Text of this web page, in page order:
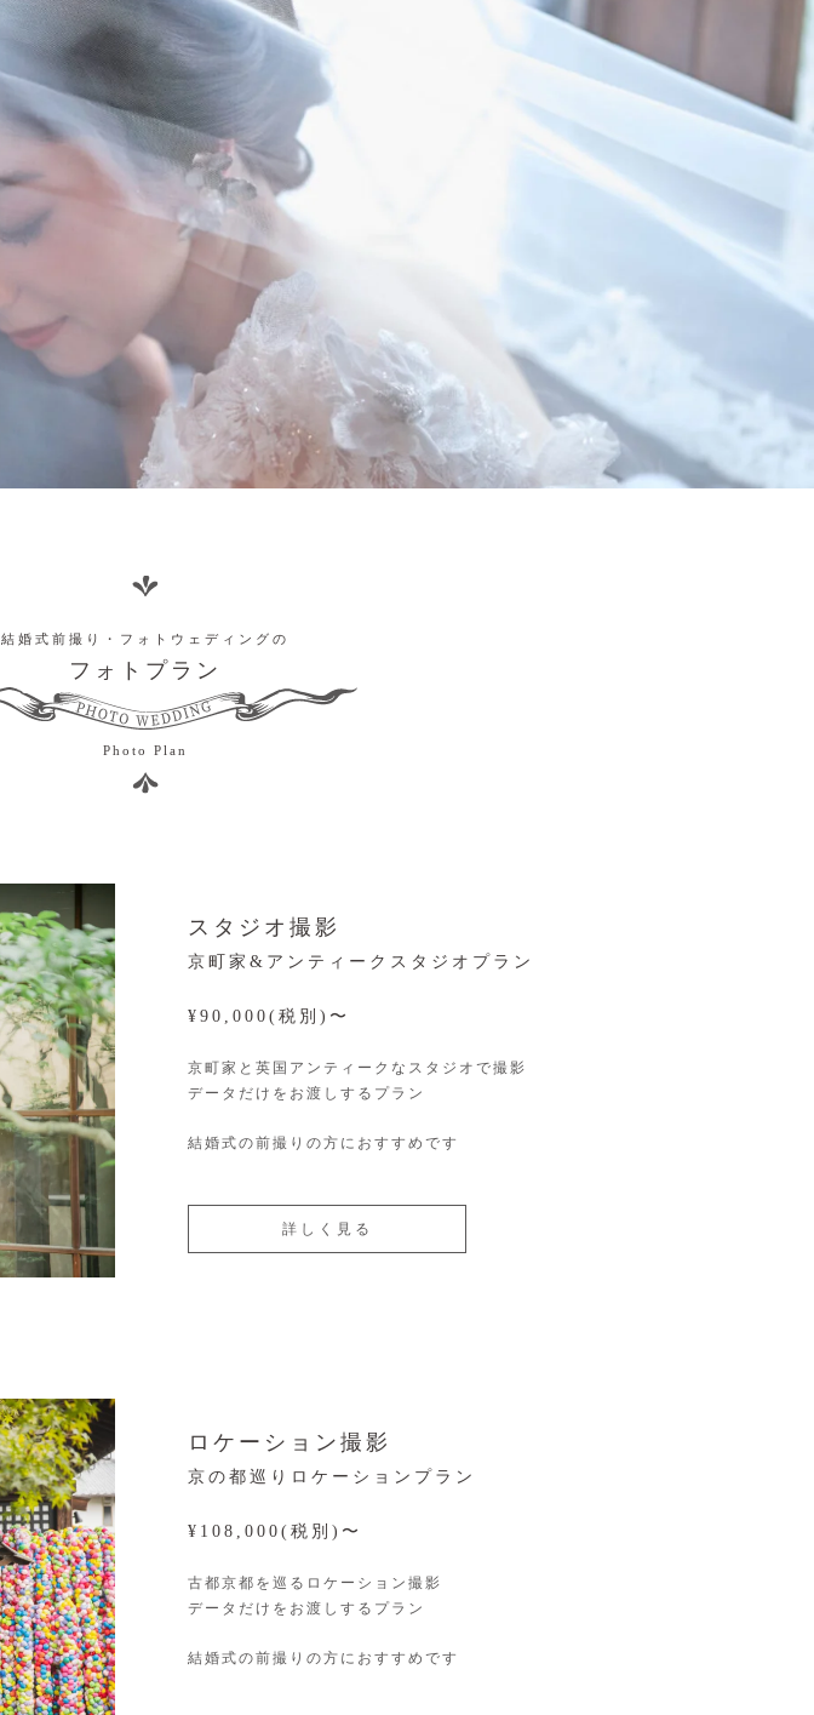
結婚式前撮り・フォトウェディングの
フォトプラン
Photo Plan
スタジオ撮影
京町家&アンティークスタジオプラン
¥90,000(税別)〜
京町家と英国アンティークなスタジオで撮影
データだけをお渡しするプラン
結婚式の前撮りの方におすすめです
詳しく見る
ロケーション撮影
京の都巡りロケーションプラン
¥108,000(税別)〜
古都京都を巡るロケーション撮影
データだけをお渡しするプラン
結婚式の前撮りの方におすすめです